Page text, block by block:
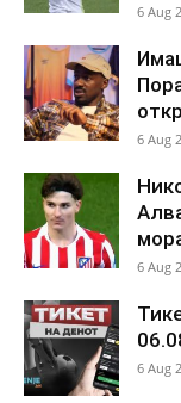
6 Aug
6 Aug
6 Aug
6 Aug